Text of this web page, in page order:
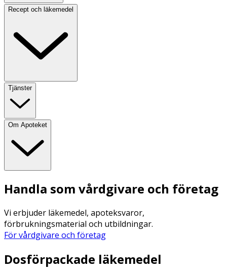
Recept och läkemedel
Tjänster
Om Apoteket
Handla som vårdgivare och företag
Vi erbjuder läkemedel, apoteksvaror,
förbrukningsmaterial och utbildningar.
För vårdgivare och företag
Dosförpackade läkemedel